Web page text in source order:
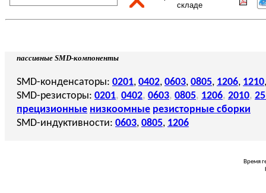
складе
пассивные SMD-компоненты
SMD-конденсаторы: 0201, 0402, 0603, 0805, 1206, 1210,
SMD-резисторы: 0201, 0402, 0603, 0805, 1206, 2010,
прецизионные низкоомные резисторные сборки
SMD-индуктивности: 0603, 0805, 1206
Время